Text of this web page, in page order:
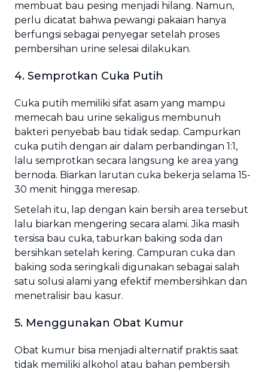
membuat bau pesing menjadi hilang. Namun,
perlu dicatat bahwa pewangi pakaian hanya
berfungsi sebagai penyegar setelah proses
pembersihan urine selesai dilakukan.
4. Semprotkan Cuka Putih
Cuka putih memiliki sifat asam yang mampu
memecah bau urine sekaligus membunuh
bakteri penyebab bau tidak sedap. Campurkan
cuka putih dengan air dalam perbandingan 1:1,
lalu semprotkan secara langsung ke area yang
bernoda. Biarkan larutan cuka bekerja selama 15-
30 menit hingga meresap.
Setelah itu, lap dengan kain bersih area tersebut
lalu biarkan mengering secara alami. Jika masih
tersisa bau cuka, taburkan baking soda dan
bersihkan setelah kering. Campuran cuka dan
baking soda seringkali digunakan sebagai salah
satu solusi alami yang efektif membersihkan dan
menetralisir bau kasur.
5. Menggunakan Obat Kumur
Obat kumur bisa menjadi alternatif praktis saat
tidak memiliki alkohol atau bahan pembersih